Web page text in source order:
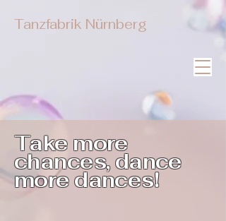
Tanzfabrik Nürnberg
Take more
chances, dance
more dances!